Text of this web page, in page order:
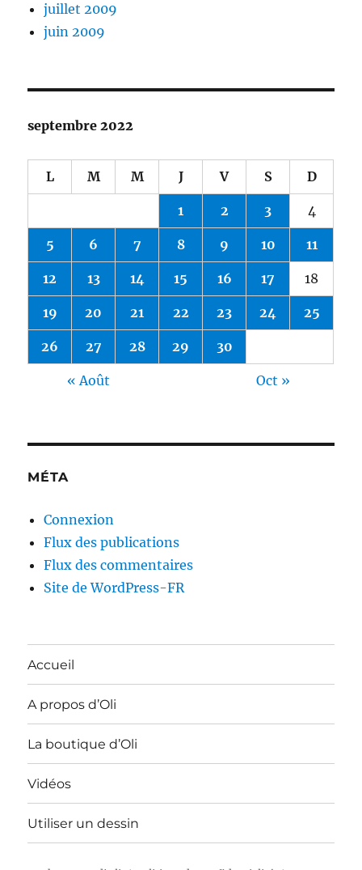
juillet 2009
juin 2009
septembre 2022
L M M J V S D
1 2 3 4
5 6 7 8 9 10 11
12 13 14 15 16 17 18
19 20 21 22 23 24 25
26 27 28 29 30
« Août Oct »
MÉTA
Connexion
Flux des publications
Flux des commentaires
Site de WordPress-FR
Accueil
A propos d’Oli
La boutique d’Oli
Vidéos
Utiliser un dessin